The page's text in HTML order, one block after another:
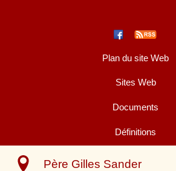
Plan du site Web
Sites Web
Documents
Définitions
Père Gilles Sander